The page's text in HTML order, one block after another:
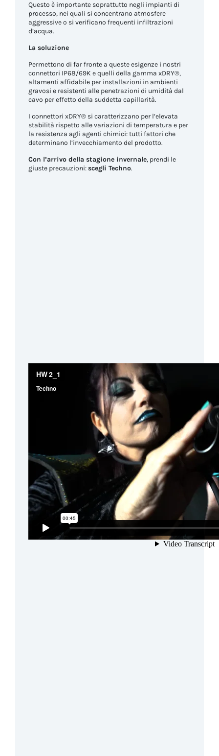
Questo è importante soprattutto negli impianti di
processo, nei quali si concentrano atmosfere
aggressive o si verificano frequenti infiltrazioni
d’acqua.
La soluzione
Permettono di far fronte a queste esigenze i nostri
connettori IP68/69K e quelli della gamma xDRY®,
altamenti affidabile per installazioni in ambienti
gravosi e resistenti alle penetrazioni di umidità dal
cavo per effetto della suddetta capillarità.
I connettori xDRY® si caratterizzano per l’elevata
stabilità rispetto alle variazioni di temperatura e per
la resistenza agli agenti chimici: tutti fattori che
determinano l’invecchiamento del prodotto.
Con l’arrivo della stagione invernale, prendi le
giuste precauzioni:scegli Techno.